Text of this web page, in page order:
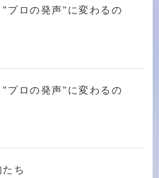
"プロの発声"に変わるの
"プロの発声"に変わるの
ち